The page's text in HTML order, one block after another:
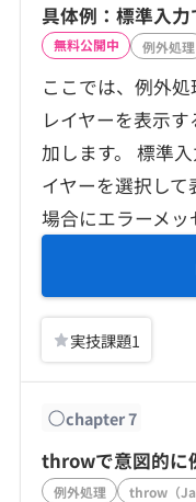
具体例：標準入
無料公開中 例外処理
ここでは、例外
レイヤーを表示
加します。 標準
イヤーを選択し
場合にエラーメッ
実技課題1
chapter7
throwで意図的に
例外処理 throw（